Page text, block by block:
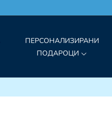
ПЕРСОНАЛИЗИРАНИ
ПОДАРОЦИ